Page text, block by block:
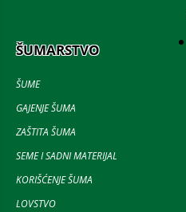
ŠUMARSTVO
ŠUME
GAJENJE ŠUMA
ZAŠTITA ŠUMA
SEME I SADNI MATERIJAL
KORIŠĆENJE ŠUMA
LOVSTVO